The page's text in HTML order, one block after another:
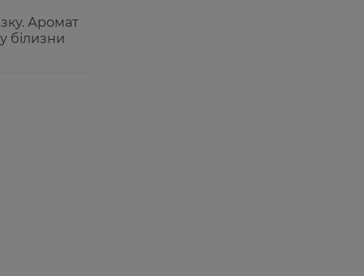
Аромат
білизни